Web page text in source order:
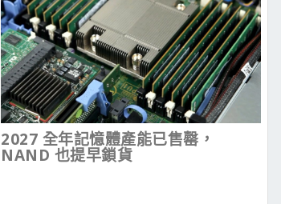
2027 全年記憶體產能已售罄，
NAND 也提早鎖貨